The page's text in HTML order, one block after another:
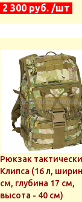
2 300 руб. /шт
Рюкзак
Клипса (16 л,
см, глубина 17 см,
высота - 40 см)